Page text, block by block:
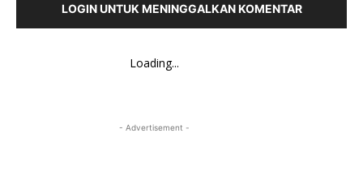
LOGIN UNTUK MENINGGALKAN KOMENTAR
Loading...
- Advertisement -